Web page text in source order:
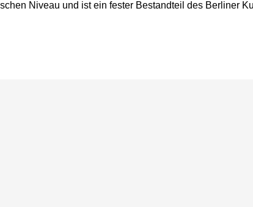
Niveau und ist ein fester Bestandteil des Berliner